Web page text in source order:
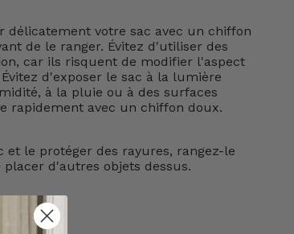
délicatement votre sac avec un chiffon
de le ranger. Évitez d'utiliser des
car ils risquent de modifier l'aspect
d'exposer le sac à la lumière
à la pluie ou à des surfaces
rapidement avec un chiffon doux.
et le protéger des rayures, rangez-le
d'autres objets dessus.